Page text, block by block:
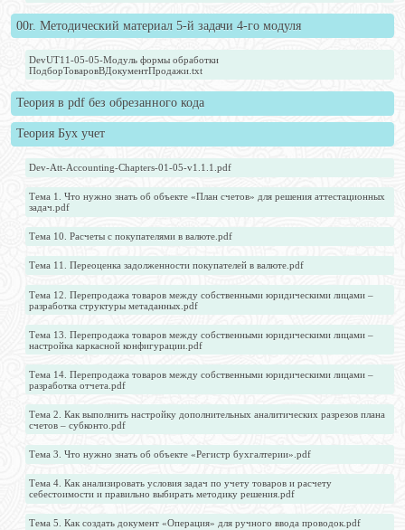
00r. Методический материал 5-й задачи 4-го модуля
DevUT11-05-05-Модуль формы обработки
ПодборТоваровВДокументПродажи.txt
Теория в pdf без обрезанного кода
Теория Бух учет
Dev-Att-Accounting-Chapters-01-05-v1.1.1.pdf
Тема 1. Что нужно знать об объекте «План счетов» для решения аттестационных
задач.pdf
Тема 10. Расчеты с покупателями в валюте.pdf
Тема 11. Переоценка задолженности покупателей в валюте.pdf
Тема 12. Перепродажа товаров между собственными юридическими лицами –
разработка структуры метаданных.pdf
Тема 13. Перепродажа товаров между собственными юридическими лицами –
настройка каркасной конфигурации.pdf
Тема 14. Перепродажа товаров между собственными юридическими лицами –
разработка отчета.pdf
Тема 2. Как выполнить настройку дополнительных аналитических разрезов плана
счетов – субконто.pdf
Тема 3. Что нужно знать об объекте «Регистр бухгалтерии».pdf
Тема 4. Как анализировать условия задач по учету товаров и расчету
себестоимости и правильно выбирать методику решения.pdf
Тема 5. Как создать документ «Операция» для ручного ввода проводок.pdf